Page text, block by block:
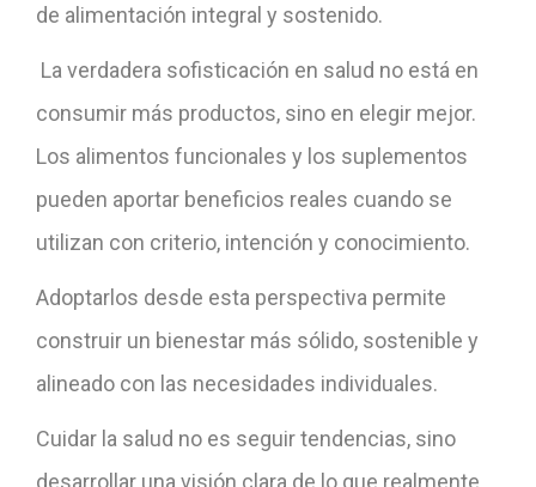
de alimentación integral y sostenido.
La verdadera sofisticación en salud no está en
consumir más productos, sino en elegir mejor.
Los alimentos funcionales y los suplementos
pueden aportar beneficios reales cuando se
utilizan con criterio, intención y conocimiento.
Adoptarlos desde esta perspectiva permite
construir un bienestar más sólido, sostenible y
alineado con las necesidades individuales.
Cuidar la salud no es seguir tendencias, sino
desarrollar una visión clara de lo que realmente